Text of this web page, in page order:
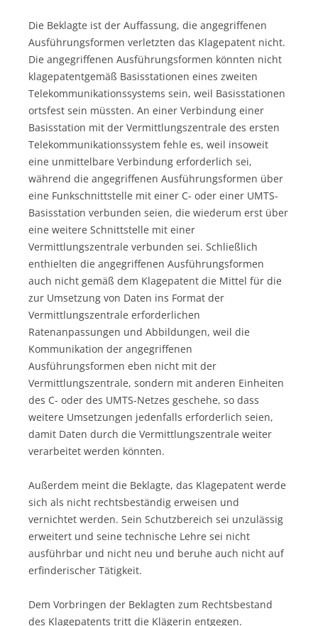
Die Beklagte ist der Auffassung, die angegriffenen
Ausführungsformen verletzten das Klagepatent nicht.
Die angegriffenen Ausführungsformen könnten nicht
klagepatentgemäß Basisstationen eines zweiten
Telekommunikationssystems sein, weil Basisstationen
ortsfest sein müssten. An einer Verbindung einer
Basisstation mit der Vermittlungszentrale des ersten
Telekommunikationssystem fehle es, weil insoweit
eine unmittelbare Verbindung erforderlich sei,
während die angegriffenen Ausführungsformen über
eine Funkschnittstelle mit einer C- oder einer UMTS-
Basisstation verbunden seien, die wiederum erst über
eine weitere Schnittstelle mit einer
Vermittlungszentrale verbunden sei. Schließlich
enthielten die angegriffenen Ausführungsformen
auch nicht gemäß dem Klagepatent die Mittel für die
zur Umsetzung von Daten ins Format der
Vermittlungszentrale erforderlichen
Ratenanpassungen und Abbildungen, weil die
Kommunikation der angegriffenen
Ausführungsformen eben nicht mit der
Vermittlungszentrale, sondern mit anderen Einheiten
des C- oder des UMTS-Netzes geschehe, so dass
weitere Umsetzungen jedenfalls erforderlich seien,
damit Daten durch die Vermittlungszentrale weiter
verarbeitet werden könnten.
Außerdem meint die Beklagte, das Klagepatent werde
sich als nicht rechtsbeständig erweisen und
vernichtet werden. Sein Schutzbereich sei unzulässig
erweitert und seine technische Lehre sei nicht
ausführbar und nicht neu und beruhe auch nicht auf
erfinderischer Tätigkeit.
Dem Vorbringen der Beklagten zum Rechtsbestand
des Klagepatents tritt die Klägerin entgegen.